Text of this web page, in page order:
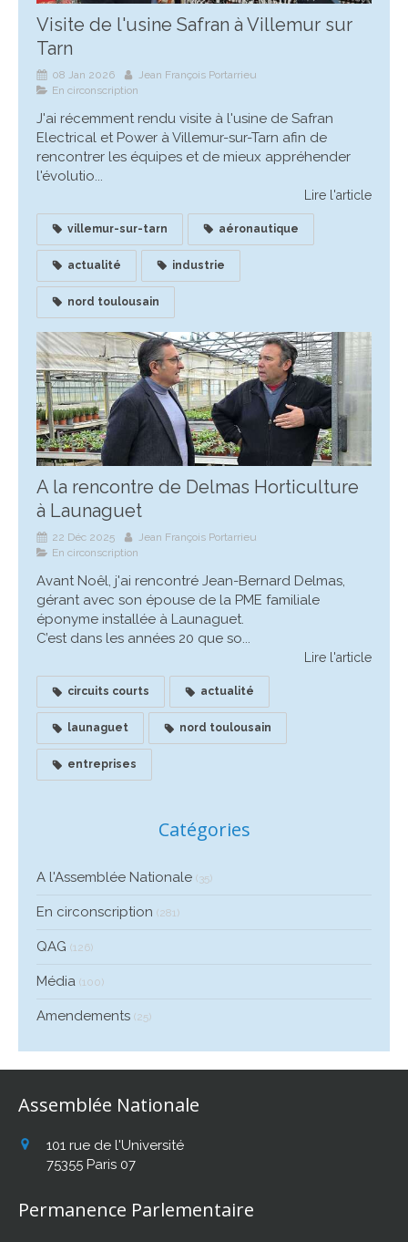
Visite de l'usine Safran à Villemur sur
Tarn
08 Jan 2026
Jean François Portarrieu
En circonscription
J'ai récemment rendu visite à l'usine de Safran
Electrical et Power à Villemur-sur-Tarn afin de
rencontrer les équipes et de mieux appréhender
l'évolutio...
Lire l'article
villemur-sur-tarn aéronautique
actualité industrie
nord toulousain
A la rencontre de Delmas Horticulture
à Launaguet
22 Déc 2025
Jean François Portarrieu
En circonscription
Avant Noêl, j'ai rencontré Jean-Bernard Delmas,
gérant avec son épouse de la PME familiale
éponyme installée à Launaguet.
C’est dans les années 20 que so...
Lire l'article
circuits courts actualité
launaguet nord toulousain
entreprises
Catégories
A l'Assemblée Nationale (35)
En circonscription (281)
QAG (126)
Média (100)
Amendements (25)
Assemblée Nationale
101 rue de l'Université
75355 Paris 07
Permanence Parlementaire